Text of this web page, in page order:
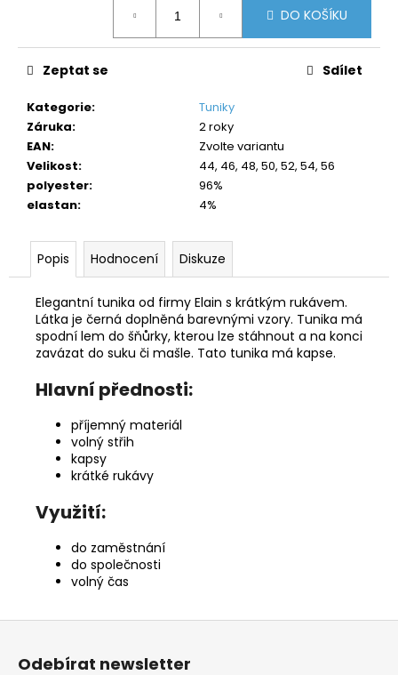
DO KOŠÍKU
Kategorie:
Tuniky
Záruka:
2 roky
EAN:
Zvolte variantu
Velikost:
44, 46, 48, 50, 52, 54, 56
polyester:
96%
elastan: 4%
Zeptat se Sdílet
Popis Hodnocení Diskuze
Elegantní tunika od firmy Elain s krátkým rukávem.
Látka je černá doplněná barevnými vzory. Tunika má
spodní lem do šňůrky, kterou lze stáhnout a na konci
zavázat do suku či mašle. Tato tunika má kapse.
Hlavní přednosti:
příjemný materiál
volný střih
kapsy
krátké rukávy
Využití:
do zaměstnání
do společnosti
volný čas
Z
Odebírat newsletter